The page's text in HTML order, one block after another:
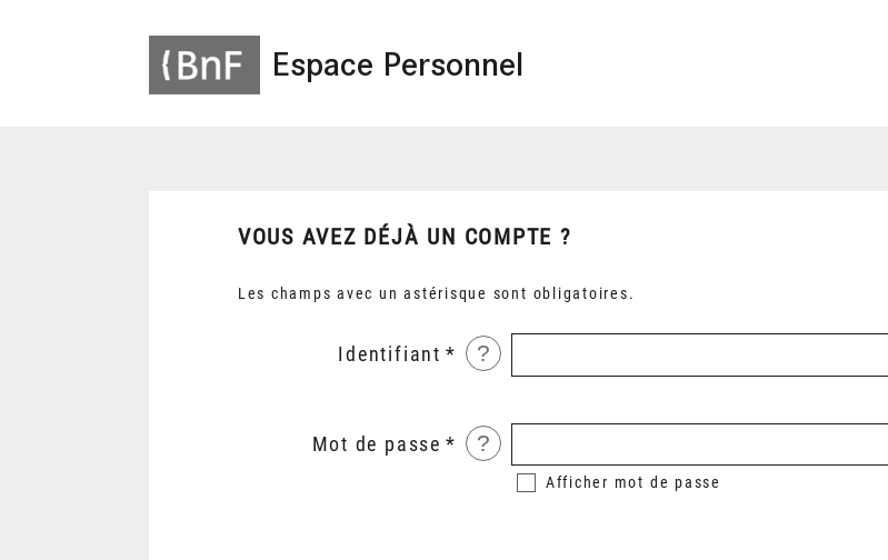
Espace Personnel
VOUS AVEZ DÉJÀ UN COMPTE ?
Les champs avec un astérisque sont obligatoires.
Identifiant ?
Mot de passe ?
Afficher mot de passe